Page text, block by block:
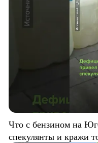
Что с бензином на
спекулянты и кражи